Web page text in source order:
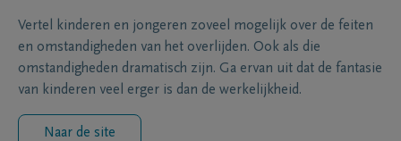
Vertel kinderen en jongeren zoveel mogelijk over de feiten
en omstandigheden van het overlijden. Ook als die
omstandigheden dramatisch zijn. Ga ervan uit dat de fantasie
van kinderen veel erger is dan de werkelijkheid.
Naar de site